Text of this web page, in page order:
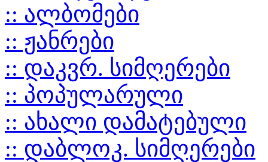
:: ალბომები
:: ჟანრები
:: დაკვრ. სიმღერები
:: პოპულარული
:: ახალი დამატებული
:: დაბლოკ. სიმღერები